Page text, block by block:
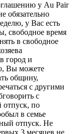
у Au Pair
обязательно
у Вас есть
свободное время
в свободное
город и
Вы можете
общину,
с другими
с
отпуск, по
в семье
отпуск. Не